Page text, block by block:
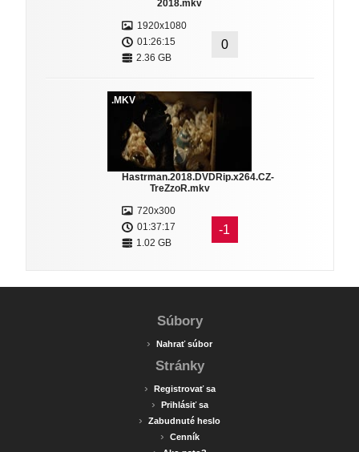
2018.mkv
1920x1080
01:26:15
2.36 GB
0
.MKV
Hastrman.2018.DVDRip.x264.CZ-
TreZzoR.mkv
720x300
01:37:17
1.02 GB
-1
Súbory
› Nahrať súbor
Stránky
› Registrovať sa
› Prihlásiť sa
› Zabudnuté heslo
› Cenník